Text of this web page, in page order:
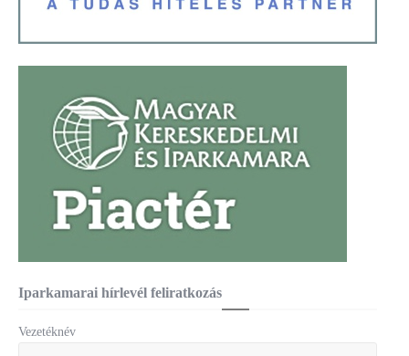
Iparkamarai hírlevél feliratkozás
Vezetéknév